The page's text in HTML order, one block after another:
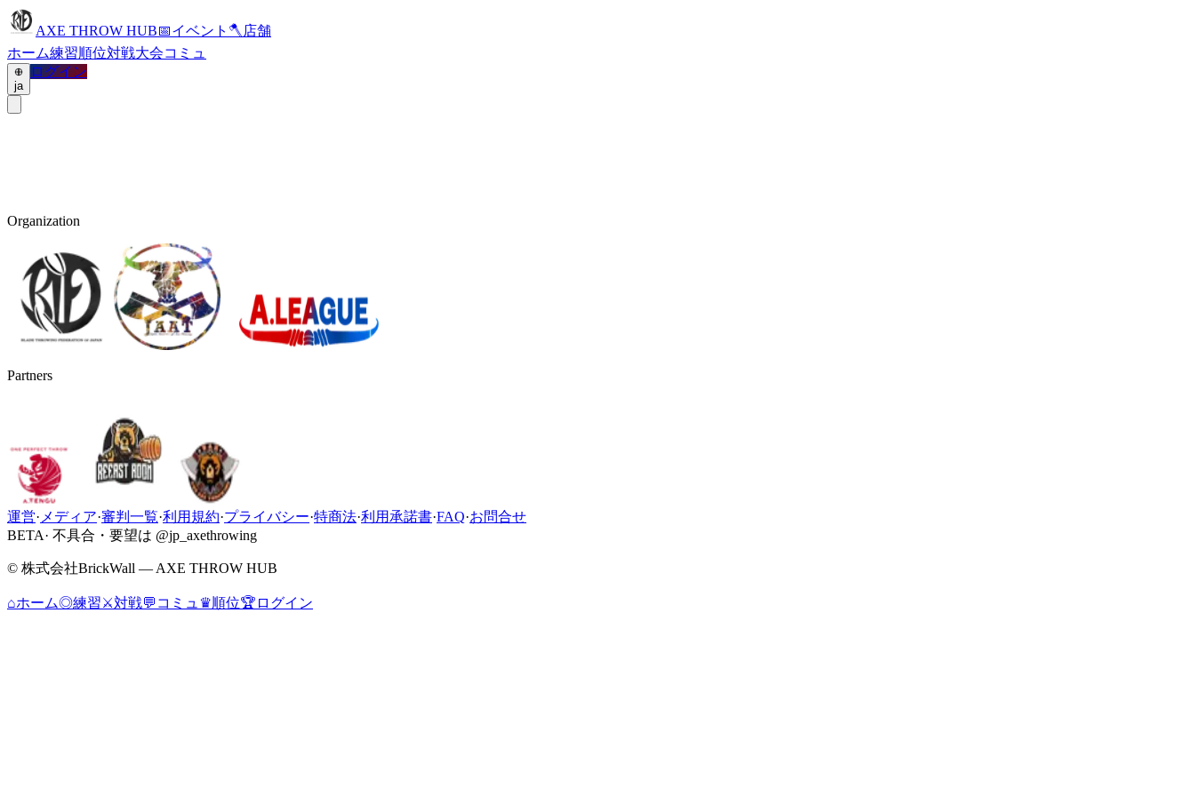
AXE THROW HUB📅イベント 🪓 店舗
ホーム練習順位対戦大会コミュ
ja
ログイン
Organization
Partners
運営· メディア·審判一覧·利用規約·プライバシー·特商法·利用承諾書·FAQ·お問合せ
BETA· 不具合・要望は @jp_axethrowing
© 株式会社BrickWall — AXE THROW HUB
⌂ホーム◎練習⚔対戦💬 コミュ ♛順位🏆 ログイン